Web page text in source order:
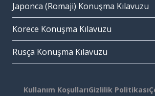
Japonca (Romaji) Konuşma Kılavuzu
Korece Konuşma Kılavuzu
Rusça Konuşma Kılavuzu
Kullanım KoşullarıGizlilik Politikası